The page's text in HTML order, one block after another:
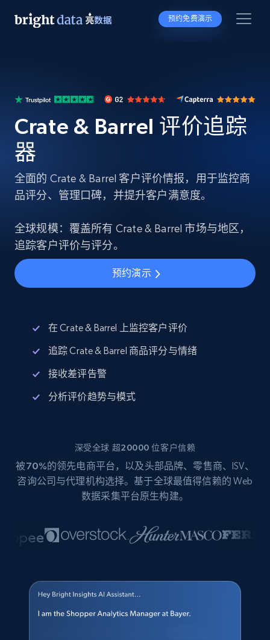
预约免费演示
Crate & Barrel 评价追踪
器
全面的 Crate & Barrel 客户评价情报，用于监控商
品评分、管理口碑，并提升客户满意度。
全球规模：覆盖所有 Crate & Barrel 市场与地区，
追踪客户评价与评分。
预约演示
在 Crate & Barrel 上监控客户评价
追踪 Crate & Barrel 商品评分与情绪
接收差评告警
分析评价趋势与模式
深受全球 超20000 位客户信赖
被70%的领先电商平台，以及头部品牌、零售商、ISV、
咨询公司与代理机构选择。基于全球最值得信赖的 Web
数据采集平台原生构建。